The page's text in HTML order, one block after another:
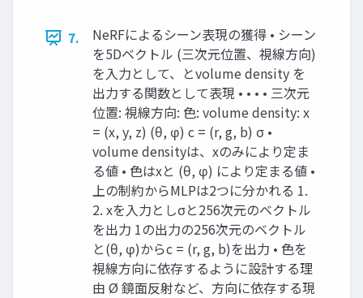
7.
NeRFによるシーン表現の獲得 • シーン
を5Dベクトル (三次元位置、視線⽅向)
を⼊⼒として、とvolume density を
出⼒する関数として表現 • • • • 三次元
位置: 視線⽅向: ⾊: volume density: x
= (x, y, z) (θ, φ) c = (r, g, b) σ •
volume densityは、xのみにより定ま
る値 • ⾊はxと (θ, φ) により定まる値 •
上の制約からMLPは2つに分かれる 1.
2. xを⼊⼒としσと256次元のベクトル
を出⼒ 1の出⼒の256次元のベクトル
と(θ, φ)からc = (r, g, b)を出⼒ • ⾊を
視線⽅向に依存するように設計する理
由 Ø 鏡⾯反射など、⽅向に依存する現